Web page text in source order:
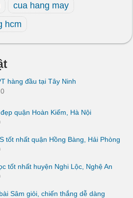
cua hang may
hcm
hàng đầu tại Tây Ninh
0
quận Hoàn Kiếm, Hà Nội
tốt nhất quận Hồng Bàng, Hải Phòng
tốt nhất huyện Nghi Lộc, Nghệ An
Sâm giỏi, chiến thắng dễ dàng